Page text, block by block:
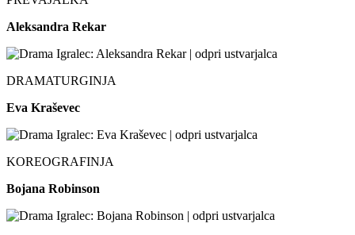
Aleksandra Rekar
DRAMATURGINJA
Eva Kraševec
KOREOGRAFINJA
Bojana Robinson